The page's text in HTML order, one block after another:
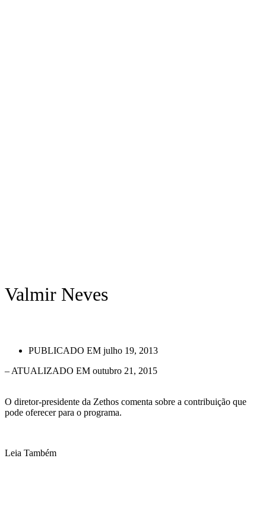
Valmir Neves
PUBLICADO EM julho 19, 2013
– ATUALIZADO EM outubro 21, 2015
O diretor-presidente da Zethos comenta sobre a contribuição que
pode oferecer para o programa.
Leia Também